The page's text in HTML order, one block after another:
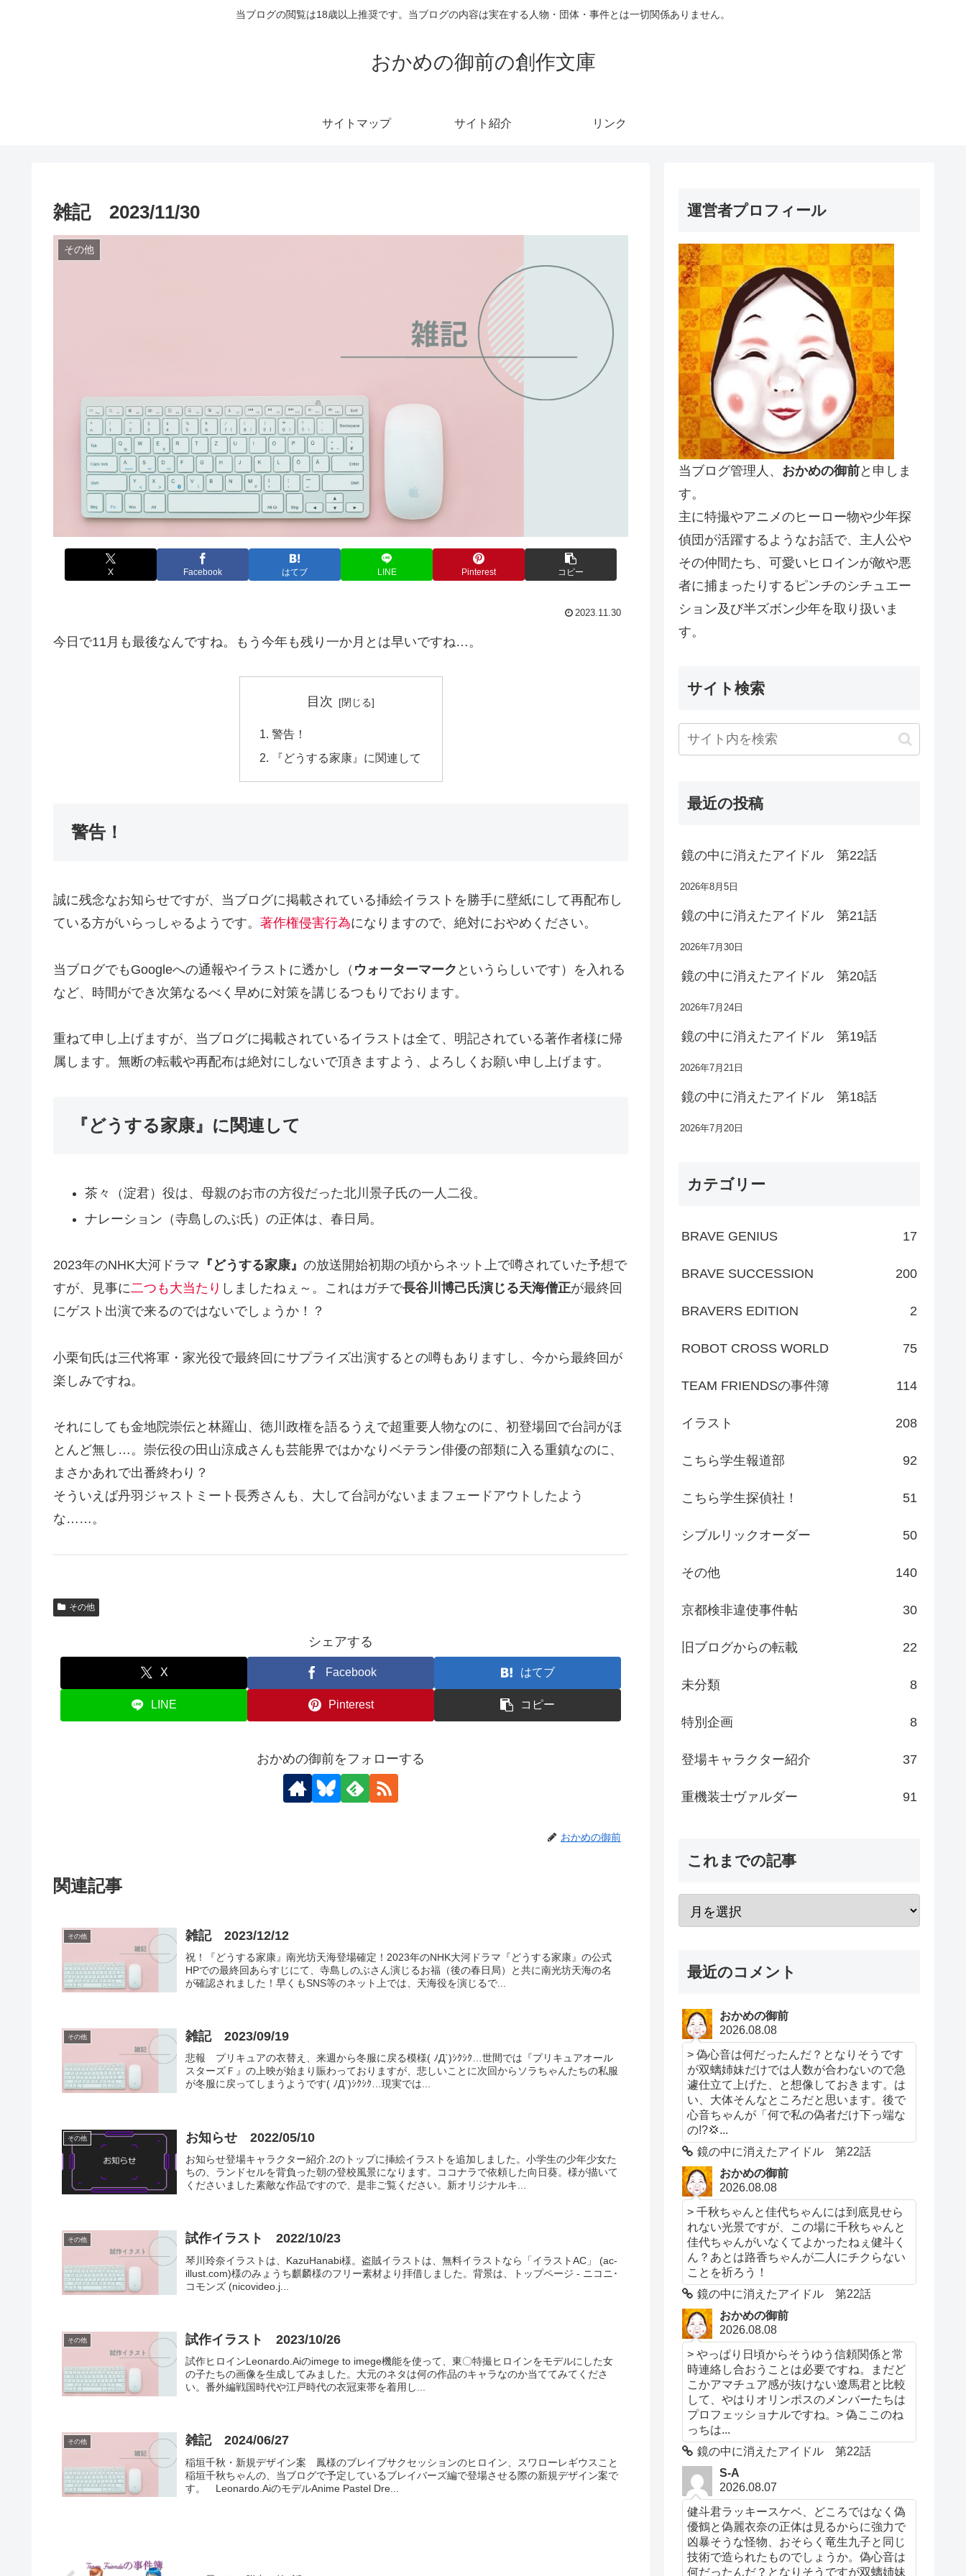
当ブログの閲覧は18歳以上推奨です。当ブログの内容は実在する人物・団体・事件とは一切関係ありません。
おかめの御前の創作文庫
サイトマップ サイト紹介 リンク
雑記 2023/11/30
その他
X Facebook はてブ LINE Pinterest コピー
2023.11.30
今日で11月も最後なんですね。もう今年も残り一か月とは早いですね…。
目次
警告！
『どうする家康』に関連して
警告！
誠に残念なお知らせですが、当ブログに掲載されている挿絵イラストを勝手に壁紙にして再配布し
ている方がいらっしゃるようです。 著作権侵害行為になりますので、絶対におやめください。
当ブログでもGoogleへの通報やイラストに透かし（ ウォーターマーク というらしいです）を入れる
など、時間ができ次第なるべく早めに対策を講じるつもりでおります。
重ねて申し上げますが、当ブログに掲載されているイラストは全て、明記されている著作者様に帰
属します。無断の転載や再配布は絶対にしないで頂きますよう、よろしくお願い申し上げます。
『どうする家康』に関連して
茶々（淀君）役は、母親のお市の方役だった北川景子氏の一人二役。
ナレーション（寺島しのぶ氏）の正体は、春日局。
2023年のNHK大河ドラマ 『どうする家康』 の放送開始初期の頃からネット上で噂されていた予想で
すが、見事に二つも大当たり しましたねぇ～。これはガチで長谷川博己氏演じる天海僧正が最終回
にゲスト出演で来るのではないでしょうか！？
小栗旬氏は三代将軍・家光役で最終回にサプライズ出演するとの噂もありますし、今から最終回が
楽しみですね。
それにしても金地院崇伝と林羅山、徳川政権を語るうえで超重要人物なのに、初登場回で台詞がほ
とんど無し…。崇伝役の田山涼成さんも芸能界ではかなりベテラン俳優の部類に入る重鎮なのに、
まさかあれで出番終わり？
そういえば丹羽ジャストミート長秀さんも、大して台詞がないままフェードアウトしたよう
な……。
その他
シェアする
X Facebook はてブ
LINE Pinterest コピー
おかめの御前をフォローする
おかめの御前
関連記事
その他 雑記 2023/12/12
祝！『どうする家康』南光坊天海登場確定！2023年のNHK大河ドラマ『どうする家康』の公式
HPでの最終回あらすじにて、寺島しのぶさん演じるお福（後の春日局）と共に南光坊天海の名
が確認されました！早くもSNS等のネット上では、天海役を演じるで...
その他 雑記 2023/09/19
悲報 プリキュアの衣替え、来週から冬服に戻る模様( ﾉД`)ｼｸｼｸ…世間では『プリキュアオール
スターズＦ』の上映が始まり賑わっておりますが、悲しいことに次回からソラちゃんたちの私服
が冬服に戻ってしまうようです( ﾉД`)ｼｸｼｸ…現実では...
その他 お知らせ 2022/05/10
お知らせ登場キャラクター紹介.2のトップに挿絵イラストを追加しました。小学生の少年少女た
ちの、ランドセルを背負った朝の登校風景になります。ココナラで依頼した向日葵。様が描いて
くださいました素敵な作品ですので、是非ご覧ください。新オリジナルキ...
その他 試作イラスト 2022/10/23
琴川玲奈イラストは、KazuHanabi様。盗賊イラストは、無料イラストなら「イラストAC」 (ac-
illust.com)様のみょうち麒麟様のフリー素材より拝借しました。背景は、トップページ - ニコニ･
コモンズ (nicovideo.j...
その他 試作イラスト 2023/10/26
試作ヒロインLeonardo.Aiのimege to imege機能を使って、東〇特撮ヒロインをモデルにした女
の子たちの画像を生成してみました。大元のネタは何の作品のキャラなのか当ててみてくださ
い。番外編戦国時代や江戸時代の衣冠束帯を着用し...
その他 雑記 2024/06/27
稲垣千秋・新規デザイン案 鳳様のブレイブサクセッションのヒロイン、スワローレギウスこと
稲垣千秋ちゃんの、当ブログで予定しているブレイバーズ編で登場させる際の新規デザイン案で
す。 Leonardo.AiのモデルAnime Pastel Dre...
運営者プロフィール
当ブログ管理人、 おかめの御前と申しま
す。
主に特撮やアニメのヒーロー物や少年探
偵団が活躍するようなお話で、主人公や
その仲間たち、可愛いヒロインが敵や悪
者に捕まったりするピンチのシチュエー
ション及び半ズボン少年を取り扱いま
す。
サイト検索
最近の投稿
鏡の中に消えたアイドル 第22話
2026年8月5日
鏡の中に消えたアイドル 第21話
2026年7月30日
鏡の中に消えたアイドル 第20話
2026年7月24日
鏡の中に消えたアイドル 第19話
2026年7月21日
鏡の中に消えたアイドル 第18話
2026年7月20日
カテゴリー
BRAVE GENIUS 17
BRAVE SUCCESSION 200
BRAVERS EDITION 2
ROBOT CROSS WORLD 75
TEAM FRIENDSの事件簿 114
イラスト 208
こちら学生報道部 92
こちら学生探偵社！ 51
シブルリックオーダー 50
その他 140
京都検非違使事件帖 30
旧ブログからの転載 22
未分類 8
特別企画 8
登場キャラクター紹介 37
重機装士ヴァルダー 91
これまでの記事
最近のコメント
おかめの御前
2026.08.08
> 偽心音は何だったんだ？となりそうです
が双螭姉妹だけでは人数が合わないので急
遽仕立て上げた、と想像しておきます。は
い、大体そんなところだと思います。後で
心音ちゃんが「何で私の偽者だけ下っ端な
の!?💢...
鏡の中に消えたアイドル 第22話
おかめの御前
2026.08.08
> 千秋ちゃんと佳代ちゃんには到底見せら
れない光景ですが、この場に千秋ちゃんと
佳代ちゃんがいなくてよかったねぇ健斗く
ん？あとは路香ちゃんが二人にチクらない
ことを祈ろう！
鏡の中に消えたアイドル 第22話
おかめの御前
2026.08.08
> やっぱり日頃からそうゆう信頼関係と常
時連絡し合おうことは必要ですね。まだど
こかアマチュア感が抜けない遼馬君と比較
して、やはりオリンポスのメンバーたちは
プロフェッショナルですね。> 偽ここのね
っちは...
鏡の中に消えたアイドル 第22話
S-A
2026.08.07
健斗君ラッキースケベ、どころではなく偽
優鶴と偽麗衣奈の正体は見るからに強力で
凶暴そうな怪物、おそらく竜生九子と同じ
技術で造られたものでしょうか。偽心音は
何だったんだ？となりそうですが双螭姉妹